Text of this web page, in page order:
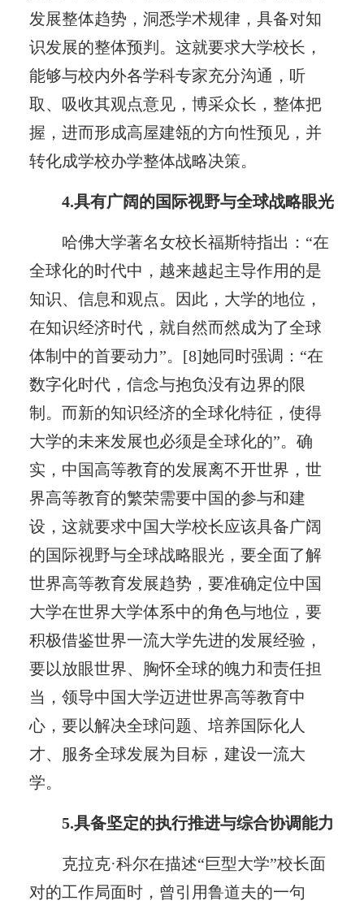
发展整体趋势，洞悉学术规律，具备对知
识发展的整体预判。这就要求大学校长，
能够与校内外各学科专家充分沟通，听
取、吸收其观点意见，博采众长，整体把
握，进而形成高屋建瓴的方向性预见，并
转化成学校办学整体战略决策。
4.具有广阔的国际视野与全球战略眼光
哈佛大学著名女校长福斯特指出：“在
全球化的时代中，越来越起主导作用的是
知识、信息和观点。因此，大学的地位，
在知识经济时代，就自然而然成为了全球
体制中的首要动力”。[8]她同时强调：“在
数字化时代，信念与抱负没有边界的限
制。而新的知识经济的全球化特征，使得
大学的未来发展也必须是全球化的”。确
实，中国高等教育的发展离不开世界，世
界高等教育的繁荣需要中国的参与和建
设，这就要求中国大学校长应该具备广阔
的国际视野与全球战略眼光，要全面了解
世界高等教育发展趋势，要准确定位中国
大学在世界大学体系中的角色与地位，要
积极借鉴世界一流大学先进的发展经验，
要以放眼世界、胸怀全球的魄力和责任担
当，领导中国大学迈进世界高等教育中
心，要以解决全球问题、培养国际化人
才、服务全球发展为目标，建设一流大
学。
5.具备坚定的执行推进与综合协调能力
克拉克·科尔在描述“巨型大学”校长面
对的工作局面时，曾引用鲁道夫的一句